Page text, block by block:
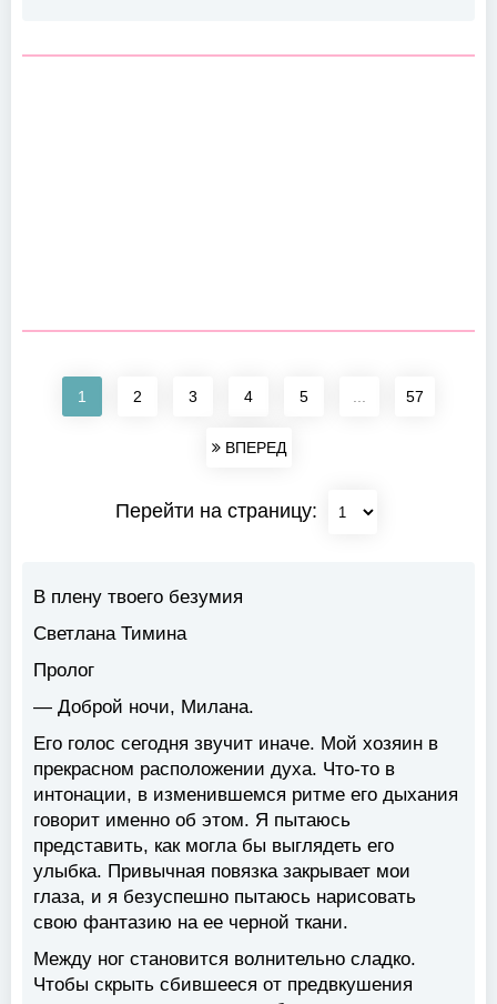
1 2 3 4 5 57
ВПЕРЕД
Перейти на страницу:
В плену твоего безумия
Светлана Тимина
Пролог
— Доброй ночи, Милана.
Его голос сегодня звучит иначе. Мой хозяин в
прекрасном расположении духа. Что-то в
интонации, в изменившемся ритме его дыхания
говорит именно об этом. Я пытаюсь
представить, как могла бы выглядеть его
улыбка. Привычная повязка закрывает мои
глаза, и я безуспешно пытаюсь нарисовать
свою фантазию на ее черной ткани.
Между ног становится волнительно сладко.
Чтобы скрыть сбившееся от предвкушения